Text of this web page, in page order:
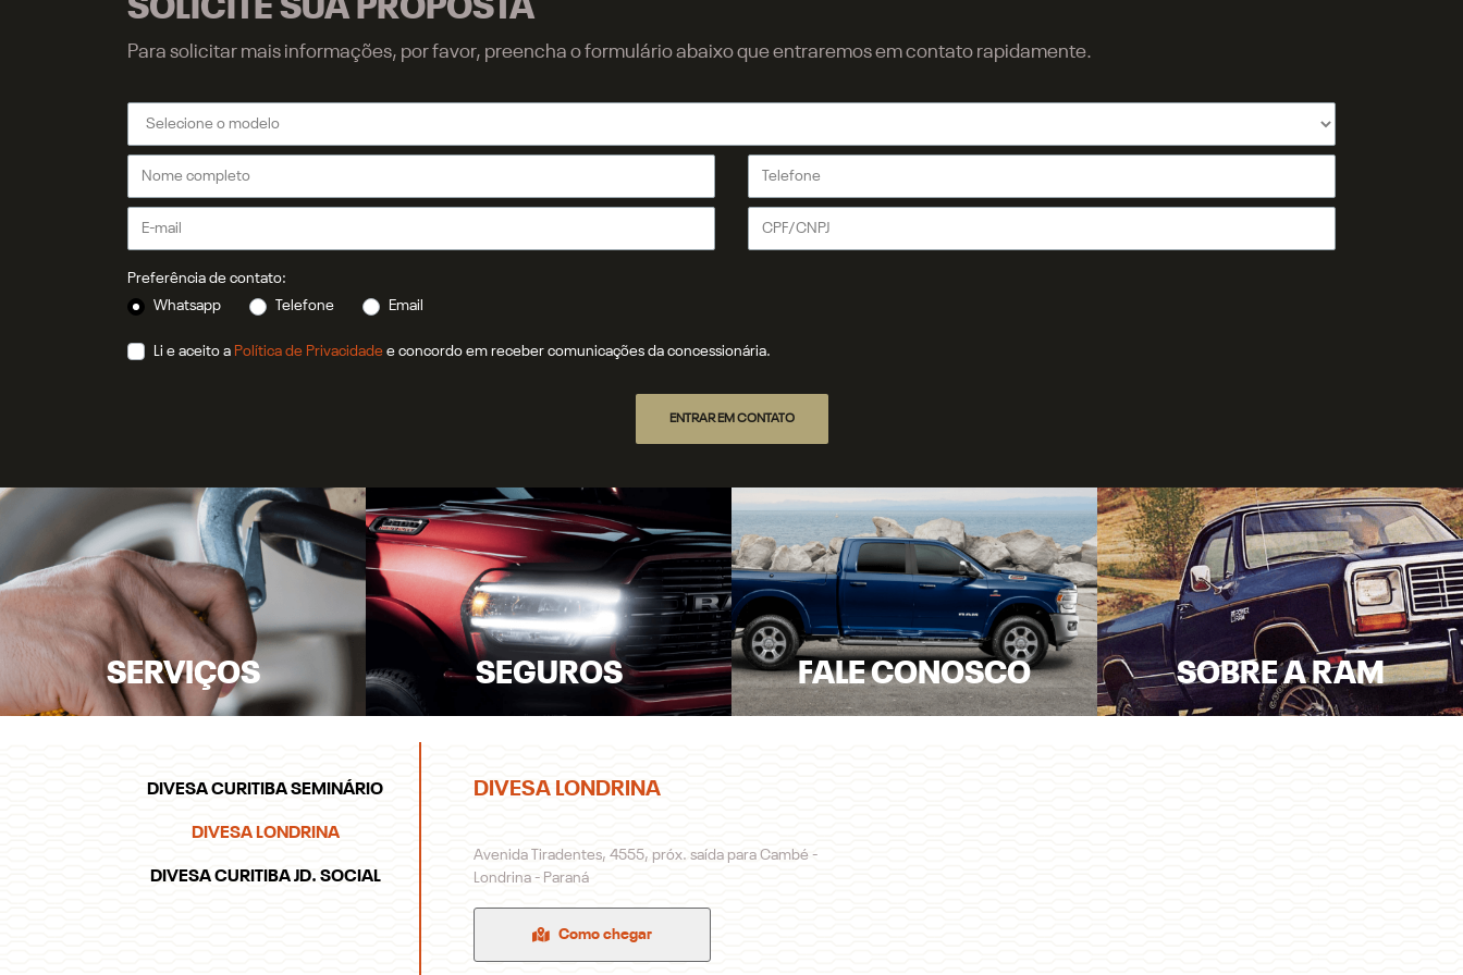
SOLICITE SUA PROPOSTA
Para solicitar mais informações, por favor, preencha o formulário abaixo que entraremos em contato rapidamente.
Preferência de contato:
Whatsapp
Telefone Email
Li e aceito a Política de Privacidade e concordo em receber comunicações da concessionária.
ENTRAR EM CONTATO
SERVIÇOS SEGUROS FALE CONOSCO SOBRE A RAM
DIVESA CURITIBA SEMINÁRIO
DIVESA LONDRINA
DIVESA CURITIBA JD. SOCIAL
DIVESA LONDRINA
Avenida Tiradentes, 4555, próx. saída para Cambé -
Londrina - Paraná
Como chegar